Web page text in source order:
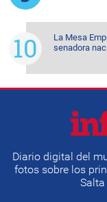
La Mesa
senadora
Diario digital del
fotos sobre los